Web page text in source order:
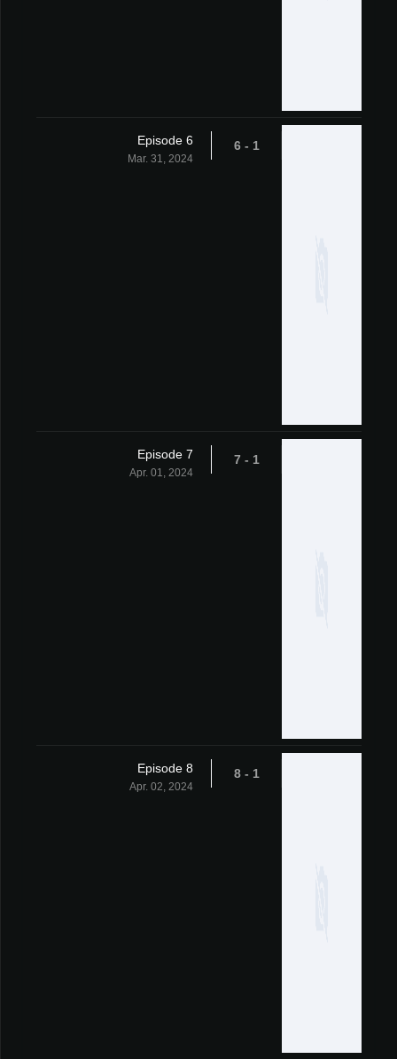
1 - 6
Episode 6
Mar. 31, 2024
1 - 7
Episode 7
Apr. 01, 2024
1 - 8
Episode 8
Apr. 02, 2024